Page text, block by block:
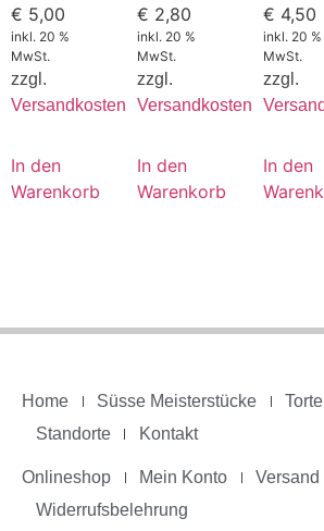
€ 5,00
inkl. 20 %
MwSt.
zzgl.
Versandkosten
In den
Warenkorb
€ 2,80
inkl. 20 %
MwSt.
zzgl.
Versandkosten
In den
Warenkorb
€ 4,50
inkl. 20 %
MwSt.
zzgl.
In den
Home Süsse Meisterstücke
Standorte
Kontakt
Onlineshop Mein Konto
Widerrufsbelehrung